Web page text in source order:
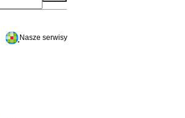
Nasze serwisy